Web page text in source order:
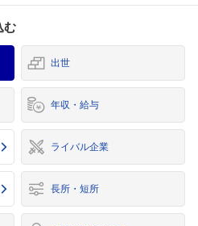
む
出世
年収・給与
ライバル企業
長所・短所